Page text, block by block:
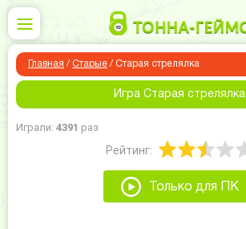
Главная / Старые / Старая стрелялка
Игра Старая стрелялка
Играли: 4391 раз
Рейтинг:
Только для ПК